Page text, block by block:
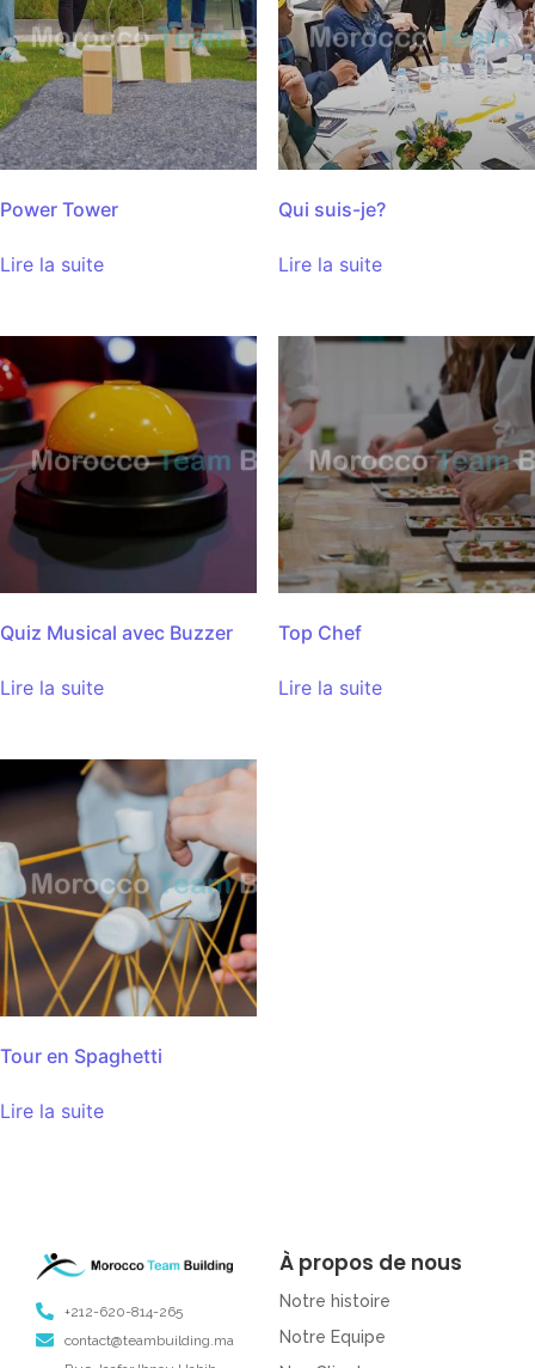
Power Tower
Lire la suite
Qui suis-je?
Lire la suite
Quiz Musical avec Buzzer
Lire la suite
Top Chef
Lire la suite
Tour en Spaghetti
Lire la suite
+212-620-814-265
contact@teambuilding.ma
À propos de nous
Notre histoire
Notre Equipe